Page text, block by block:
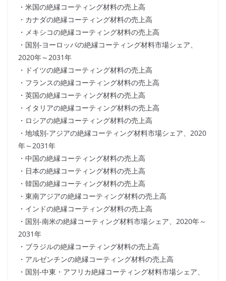
・米国の絶縁コーティング材料の売上高
・カナダの絶縁コーティング材料の売上高
・メキシコの絶縁コーティング材料の売上高
・国別-ヨーロッパの絶縁コーティング材料市場シェア、
2020年～2031年
・ドイツの絶縁コーティング材料の売上高
・フランスの絶縁コーティング材料の売上高
・英国の絶縁コーティング材料の売上高
・イタリアの絶縁コーティング材料の売上高
・ロシアの絶縁コーティング材料の売上高
・地域別-アジアの絶縁コーティング材料市場シェア、2020
年～2031年
・中国の絶縁コーティング材料の売上高
・日本の絶縁コーティング材料の売上高
・韓国の絶縁コーティング材料の売上高
・東南アジアの絶縁コーティング材料の売上高
・インドの絶縁コーティング材料の売上高
・国別-南米の絶縁コーティング材料市場シェア、2020年～
2031年
・ブラジルの絶縁コーティング材料の売上高
・アルゼンチンの絶縁コーティング材料の売上高
・国別-中東・アフリカ絶縁コーティング材料市場シェア、